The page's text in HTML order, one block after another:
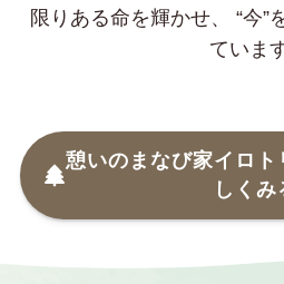
限りある命を輝かせ、 “今”
ていま
憩いのまなび家イロ
しくみ